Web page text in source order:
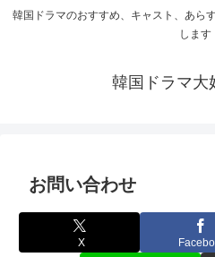
韓国ドラマのおすすめ、キャスト、あら
します
韓国ドラマ大
お問い合わせ
X